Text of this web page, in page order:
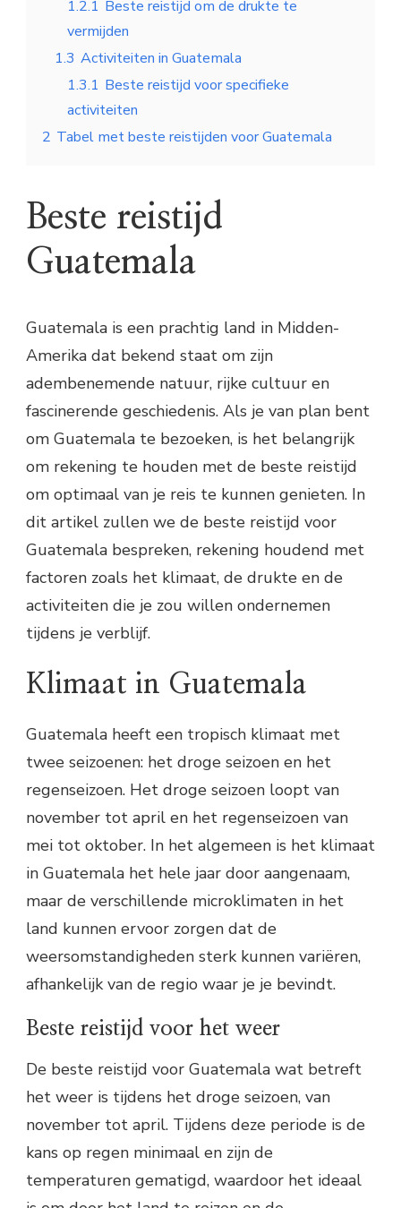
1.2.1 Beste reistijd om de drukte te
vermijden
1.3 Activiteiten in Guatemala
1.3.1 Beste reistijd voor specifieke
activiteiten
2 Tabel met beste reistijden voor Guatemala
Beste reistijd
Guatemala
Guatemala is een prachtig land in Midden-
Amerika dat bekend staat om zijn
adembenemende natuur, rijke cultuur en
fascinerende geschiedenis. Als je van plan bent
om Guatemala te bezoeken, is het belangrijk
om rekening te houden met de beste reistijd
om optimaal van je reis te kunnen genieten. In
dit artikel zullen we de beste reistijd voor
Guatemala bespreken, rekening houdend met
factoren zoals het klimaat, de drukte en de
activiteiten die je zou willen ondernemen
tijdens je verblijf.
Klimaat in Guatemala
Guatemala heeft een tropisch klimaat met
twee seizoenen: het droge seizoen en het
regenseizoen. Het droge seizoen loopt van
november tot april en het regenseizoen van
mei tot oktober. In het algemeen is het klimaat
in Guatemala het hele jaar door aangenaam,
maar de verschillende microklimaten in het
land kunnen ervoor zorgen dat de
weersomstandigheden sterk kunnen variëren,
afhankelijk van de regio waar je je bevindt.
Beste reistijd voor het weer
De beste reistijd voor Guatemala wat betreft
het weer is tijdens het droge seizoen, van
november tot april. Tijdens deze periode is de
kans op regen minimaal en zijn de
temperaturen gematigd, waardoor het ideaal